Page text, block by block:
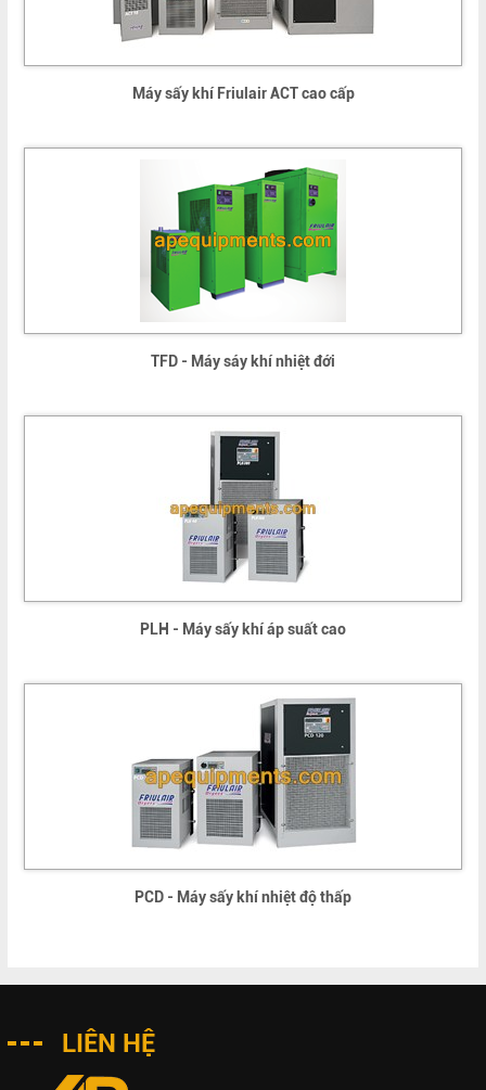
Máy sấy khí Friulair ACT cao cấp
TFD - Máy sáy khí nhiệt đới
PLH - Máy sấy khí áp suất cao
PCD - Máy sấy khí nhiệt độ thấp
LIÊN HỆ